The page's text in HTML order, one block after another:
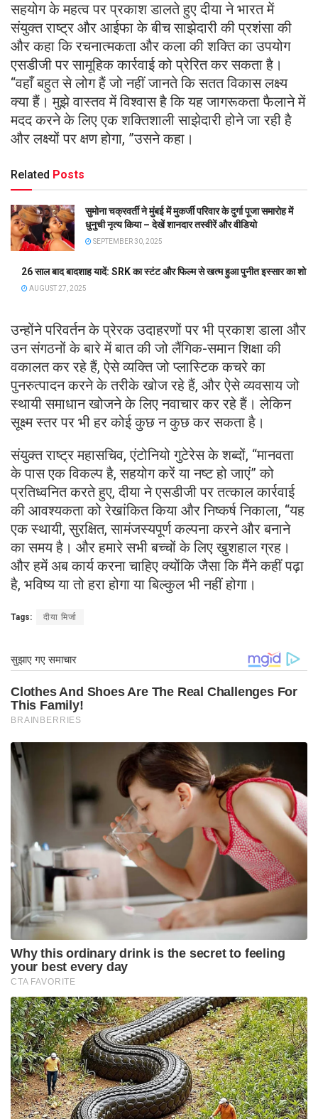
सहयोग के महत्व पर प्रकाश डालते हुए दीया ने भारत में
संयुक्त राष्ट्र और आईफा के बीच साझेदारी की प्रशंसा की
और कहा कि रचनात्मकता और कला की शक्ति का उपयोग
एसडीजी पर सामूहिक कार्रवाई को प्रेरित कर सकता है।
“वहाँ बहुत से लोग हैं जो नहीं जानते कि सतत विकास लक्ष्य
क्या हैं। मुझे वास्तव में विश्वास है कि यह जागरूकता फैलाने में
मदद करने के लिए एक शक्तिशाली साझेदारी होने जा रही है
और लक्ष्यों पर क्षण होगा, ”उसने कहा।
Related Posts
सुमोना चक्रवर्ती ने मुंबई में मुकर्जी परिवार के दुर्गा पूजा समारोह में
धुनुची नृत्य किया – देखें शानदार तस्वीरें और वीडियो
SEPTEMBER 30, 2025
26 साल बाद बादशाह यादें: SRK का स्टंट और फिल्म से खत्म हुआ पुनीत इस्सार का शो
AUGUST 27, 2025
उन्होंने परिवर्तन के प्रेरक उदाहरणों पर भी प्रकाश डाला और
उन संगठनों के बारे में बात की जो लैंगिक-समान शिक्षा की
वकालत कर रहे हैं, ऐसे व्यक्ति जो प्लास्टिक कचरे का
पुनरुत्पादन करने के तरीके खोज रहे हैं, और ऐसे व्यवसाय जो
स्थायी समाधान खोजने के लिए नवाचार कर रहे हैं। लेकिन
सूक्ष्म स्तर पर भी हर कोई कुछ न कुछ कर सकता है।
संयुक्त राष्ट्र महासचिव, एंटोनियो गुटेरेस के शब्दों, “मानवता
के पास एक विकल्प है, सहयोग करें या नष्ट हो जाएं” को
प्रतिध्वनित करते हुए, दीया ने एसडीजी पर तत्काल कार्रवाई
की आवश्यकता को रेखांकित किया और निष्कर्ष निकाला, “यह
एक स्थायी, सुरक्षित, सामंजस्यपूर्ण कल्पना करने और बनाने
का समय है। और हमारे सभी बच्चों के लिए खुशहाल ग्रह।
और हमें अब कार्य करना चाहिए क्योंकि जैसा कि मैंने कहीं पढ़ा
है, भविष्य या तो हरा होगा या बिल्कुल भी नहीं होगा।
Tags: दीया मिर्जा